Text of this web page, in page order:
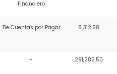
Financiero
De Cuentas por Pagar 8,312.58
- 291,282.50